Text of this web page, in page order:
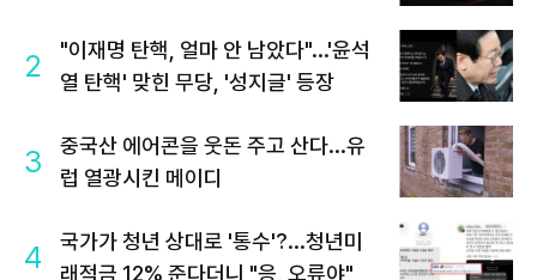
2
"이재명 탄핵, 얼마 안 남았다"...'윤석
열 탄핵' 맞힌 무당, '성지글' 등장
3
중국산 에어콘을 웃돈 주고 산다...유
럽 열광시킨 메이디
4
국가가 청년 상대로 '통수'?...청년미
래적금 12% 준다더니 "응, 오류야"